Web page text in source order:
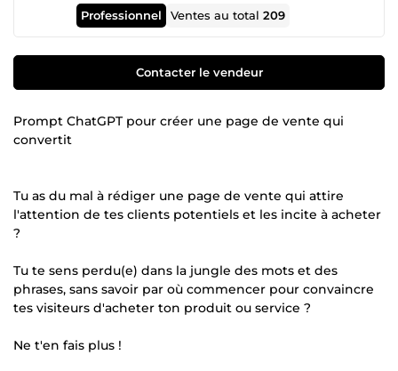
Professionnel Ventes au total209
Contacter le vendeur
Prompt ChatGPT pour créer une page de vente qui
convertit
Tu as du mal à rédiger une page de vente qui attire
l'attention de tes clients potentiels et les incite à acheter
?
Tu te sens perdu(e) dans la jungle des mots et des
phrases, sans savoir par où commencer pour convaincre
tes visiteurs d'acheter ton produit ou service ?
Ne t'en fais plus !